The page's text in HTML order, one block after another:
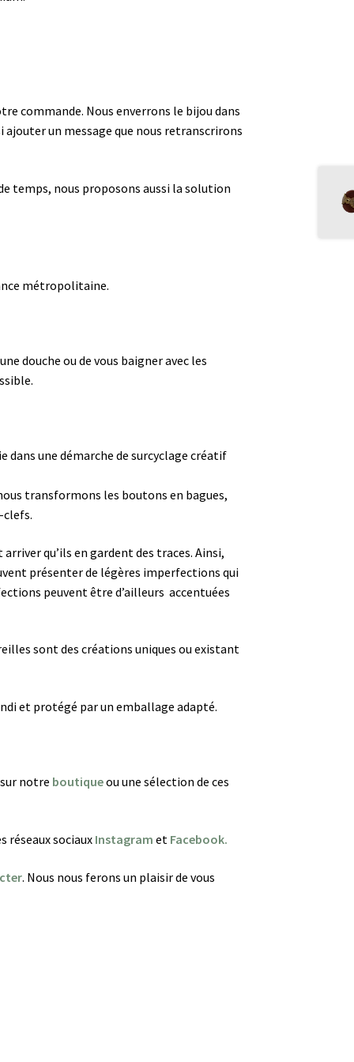
commande. Nous enverrons le bijou dans
un message que nous retranscrirons
temps, nous proposons aussi la solution
métropolitaine.
douche ou de vous baigner avec les
dans une démarche de surcyclage créatif
transformons les boutons en bagues,
clefs.
qu’ils en gardent des traces. Ainsi,
présenter de légères imperfections qui
peuvent être d’ailleurs accentuées
sont des créations uniques ou existant
et protégé par un emballage adapté.
notre boutiqueou une sélection de ces
réseaux sociauxInstagram et Facebook.
. Nous nous ferons un plaisir de vous